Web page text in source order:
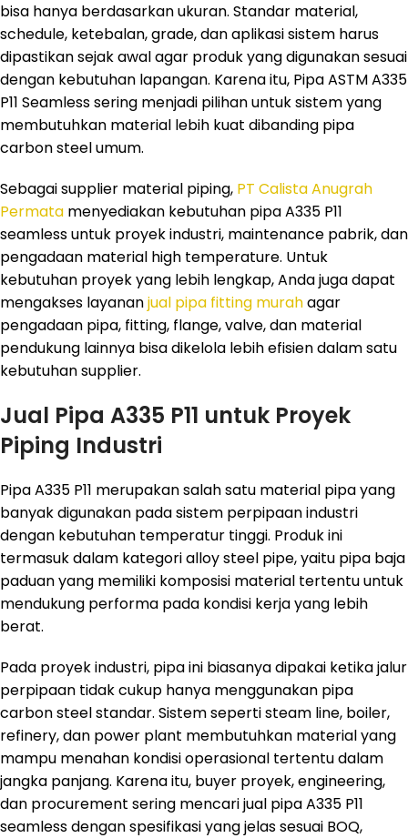
bisa hanya berdasarkan ukuran. Standar material,
schedule, ketebalan, grade, dan aplikasi sistem harus
dipastikan sejak awal agar produk yang digunakan sesuai
dengan kebutuhan lapangan. Karena itu, Pipa ASTM A335
P11 Seamless sering menjadi pilihan untuk sistem yang
membutuhkan material lebih kuat dibanding pipa
carbon steel umum.
Sebagai supplier material piping, PT Calista Anugrah
Permata menyediakan kebutuhan pipa A335 P11
seamless untuk proyek industri, maintenance pabrik, dan
pengadaan material high temperature. Untuk
kebutuhan proyek yang lebih lengkap, Anda juga dapat
mengakses layananjual pipa fitting murahagar
pengadaan pipa, fitting, flange, valve, dan material
pendukung lainnya bisa dikelola lebih efisien dalam satu
kebutuhan supplier.
Jual Pipa A335 P11 untuk Proyek
Piping Industri
Pipa A335 P11 merupakan salah satu material pipa yang
banyak digunakan pada sistem perpipaan industri
dengan kebutuhan temperatur tinggi. Produk ini
termasuk dalam kategori alloy steel pipe, yaitu pipa baja
paduan yang memiliki komposisi material tertentu untuk
mendukung performa pada kondisi kerja yang lebih
berat.
Pada proyek industri, pipa ini biasanya dipakai ketika jalur
perpipaan tidak cukup hanya menggunakan pipa
carbon steel standar. Sistem seperti steam line, boiler,
refinery, dan power plant membutuhkan material yang
mampu menahan kondisi operasional tertentu dalam
jangka panjang. Karena itu, buyer proyek, engineering,
dan procurement sering mencari jual pipa A335 P11
seamless dengan spesifikasi yang jelas sesuai BOQ,